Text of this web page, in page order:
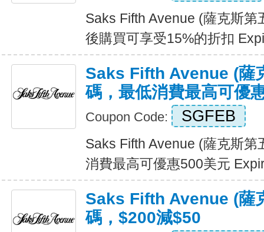
Saks Fifth Avenue (薩克斯第
後購買可享受15%的折扣
Saks Fifth Avenue (薩
碼，最低消費最高可優
Coupon Code: SGFEB
Saks Fifth Avenue (薩克斯第
消費最高可優惠500美元
Saks Fifth Avenue (薩
碼，$200減$50